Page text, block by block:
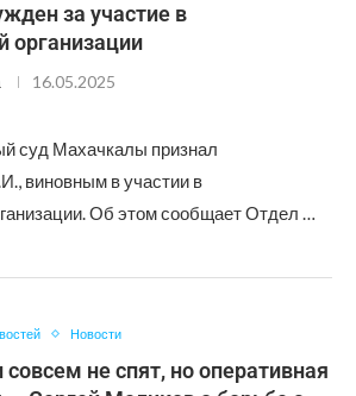
за участие в
организации
16.05.2025
суд Махачкалы признал
виновным в участии в
Об этом сообщает Отдел …
Новости
не спят, но оперативная